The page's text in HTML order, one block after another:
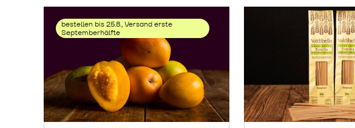
bestellen bis 25.8., Versand erste
Septemberhälfte